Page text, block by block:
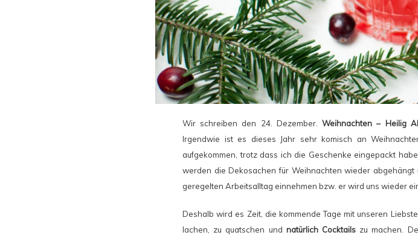
Wir schreiben den 24. Dezember.Weihnachten – Heilig
Irgendwie ist es dieses Jahr sehr komisch an
aufgekommen, trotz dass ich die Geschenke eingepackt
werden die Dekosachen für Weihnachten wieder
geregelten Arbeitsalltag einnehmen bzw. er wird uns wieder
Deshalb wird es Zeit, die kommende Tage mit unseren
lachen, zu quatschen und natürlich Cocktails zu machen.